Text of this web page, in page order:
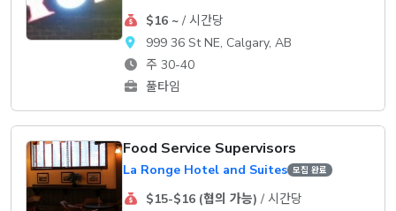
$16 ~/ 시간당
999 36 St NE, Calgary, AB
주 30-40
풀타임
Food Service Supervisors
La Ronge Hotel and Suites 모집 완료
$15-$16 (협의 가능) / 시간당